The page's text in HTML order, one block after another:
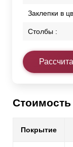
Заклепки в
Столбы :
Стоимость
Покрытие